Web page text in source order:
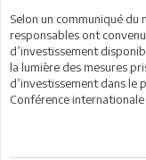
Selon un communiqué
responsables ont
d’investissement
la lumière des mesures
d’investissement dans le
Conférence internationale